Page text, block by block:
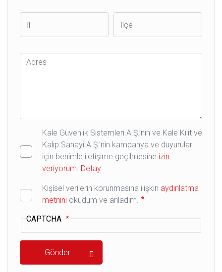
İl İlçe
Adres
Kale Güvenlik Sistemleri A.Ş.’nin ve Kale Kilit ve
Kalıp Sanayi A.Ş.’nin kampanya ve duyurular
için benimle iletişime geçilmesine izin
veriyorum. Detay
Kişisel verilerin korunmasına ilişkin aydınlatma
metnini okudum ve anladım.
CAPTCHA